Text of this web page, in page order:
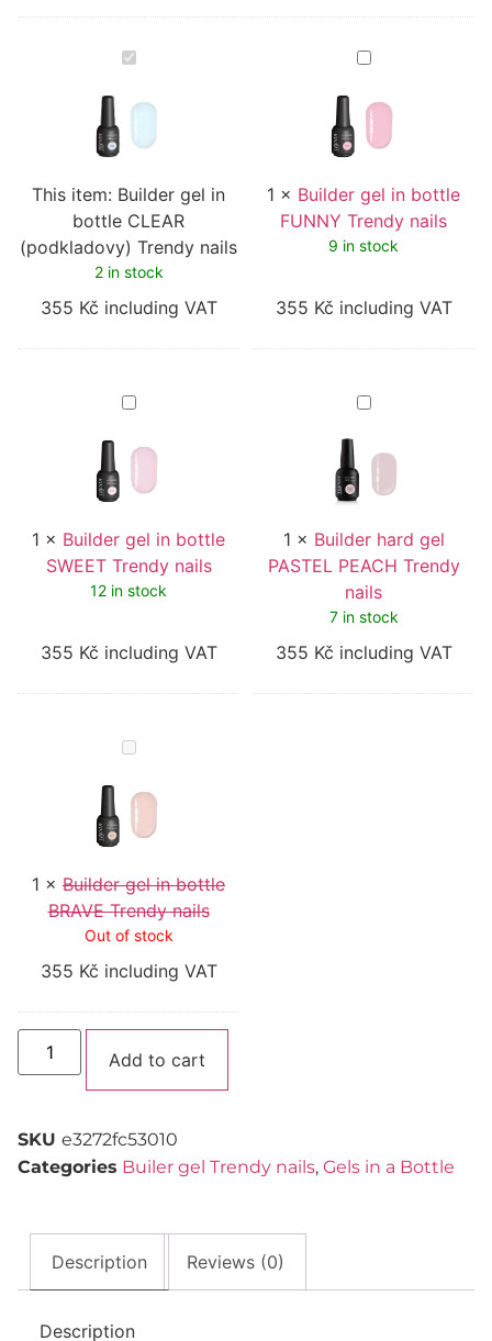
Builder
gel
bottle
(podkladovy)
This item: Builder gel in
bottle CLEAR
(podkladovy) Trendy nails
2 in stock
355 Kč including VAT
Builder
gel
bottle
FUNNY
Trendy
1 × Builder gel in bottle
FUNNY Trendy nails
9 in stock
355 Kč including VAT
Builder
gel
bottle
SWEET
Trendy
1 × Builder gel in bottle
SWEET Trendy nails
12 in stock
355 Kč including VAT
Builder
hard
PASTEL
PEACH
Trendy
nails
1 × Builder hard gel
PASTEL PEACH Trendy
nails
7 in stock
355 Kč including VAT
Builder
gel
bottle
BRAVE
Trendy
1 × Builder gel in bottle
BRAVE Trendy nails
Out of stock
355 Kč including VAT
Add to cart
SKU e3272fc53010
Categories Builer gel Trendy nails, Gels in a Bottle
Description Reviews (0)
Description